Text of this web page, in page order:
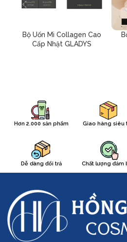
Bộ Uốn Mi Collagen Cao
Cấp Nhật GLADYS
Hơn 2.000 sản phẩm Giao hàng siêu
Dễ dàng đổi trả Chất lượng đảm